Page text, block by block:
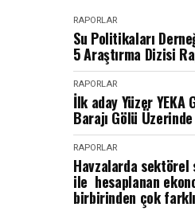
RAPORLAR
Su Politikaları
5 Araştırma Dizisi
RAPORLAR
İlk aday Yüzer YEKA
Barajı Gölü Üzerinde
RAPORLAR
Havzalarda sektörel
ile hesaplanan
birbirinden çok farklı